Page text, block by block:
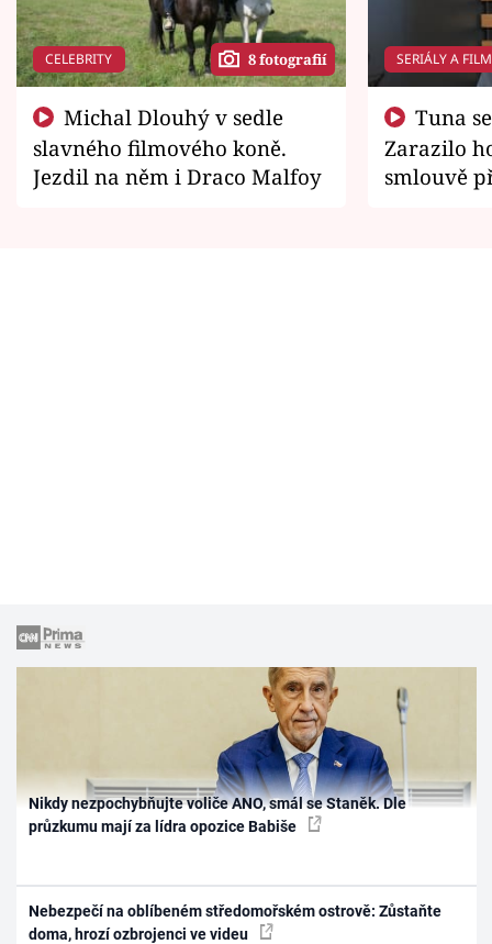
CELEBRITY 8 fotografií
slavného filmového koně.
Jezdil na něm i Draco Malfoy
SERIÁLY A
Zarazilo
smlouvě
Nikdy nezpochybňujte voliče ANO, smál se Staněk. Dle
průzkumu mají za lídra opozice Babiše
Nebezpečí na oblíbeném středomořském ostrově: Zůstaňte
doma, hrozí ozbrojenci ve videu